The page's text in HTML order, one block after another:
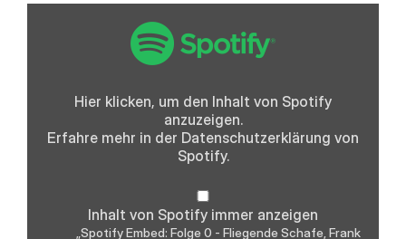
Hier klicken, um den Inhalt von Spotify
anzuzeigen.
Erfahre mehr in der Datenschutzerklärung von
Spotify.
Inhalt von Spotify immer anzeigen
„Spotify Embed: Folge 0 - Fliegende Schafe, Frank